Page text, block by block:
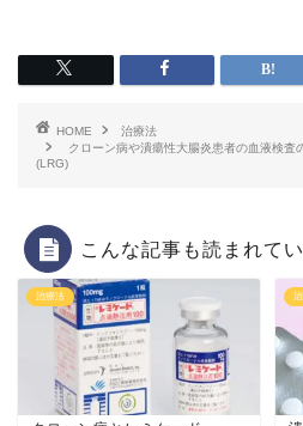
HOME
治療法
クローン病や潰瘍性大腸炎患者の血液検査
(LRG)
こんな記事も読まれてい
治療法